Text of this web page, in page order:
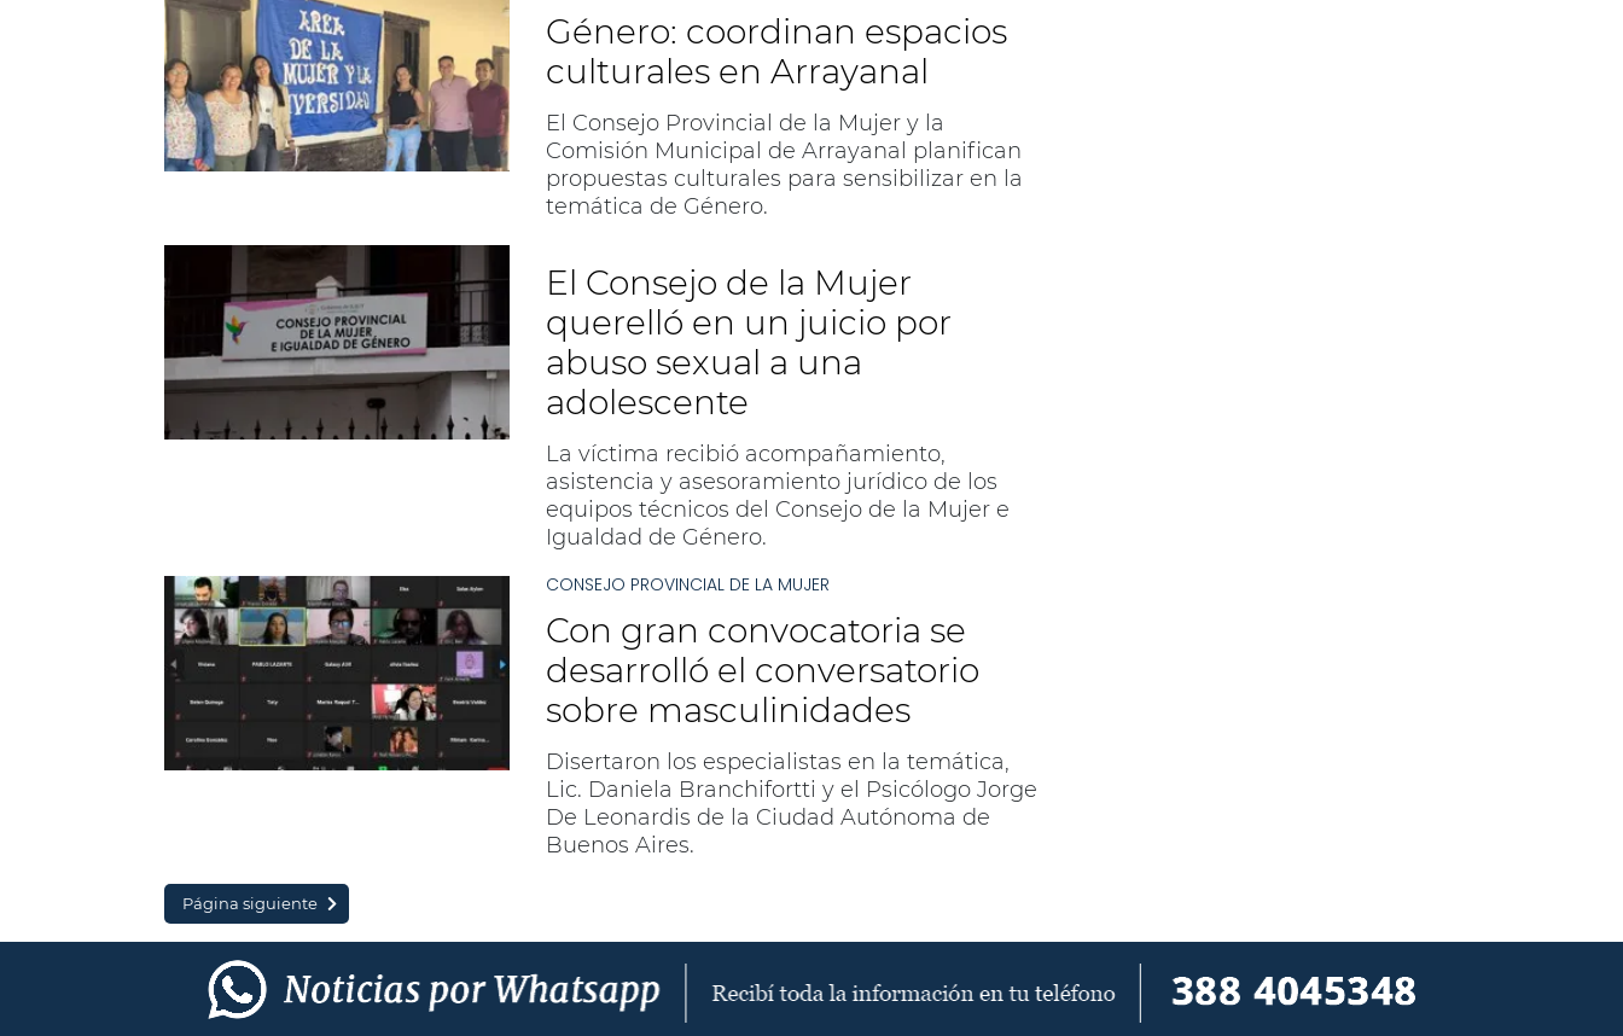
Género: coordinan espacios
culturales en Arrayanal
El Consejo Provincial de la Mujer y la
Comisión Municipal de Arrayanal planifican
propuestas culturales para sensibilizar en la
temática de Género.
El Consejo de la Mujer
querelló en un juicio por
abuso sexual a una
adolescente
La víctima recibió acompañamiento,
asistencia y asesoramiento jurídico de los
equipos técnicos del Consejo de la Mujer e
Igualdad de Género.
CONSEJO PROVINCIAL DE LA MUJER
Con gran convocatoria se
desarrolló el conversatorio
sobre masculinidades
Disertaron los especialistas en la temática,
Lic. Daniela Branchifortti y el Psicólogo Jorge
De Leonardis de la Ciudad Autónoma de
Buenos Aires.
Página siguiente